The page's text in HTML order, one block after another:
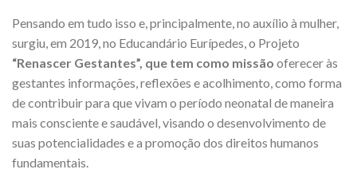
Pensando em tudo isso e, principalmente, no auxílio à mulher,
surgiu, em 2019, no Educandário Eurípedes, o Projeto
“Renascer Gestantes”, que tem como missão oferecer às
gestantes informações, reflexões e acolhimento, como forma
de contribuir para que vivam o período neonatal de maneira
mais consciente e saudável, visando o desenvolvimento de
suas potencialidades e a promoção dos direitos humanos
fundamentais.